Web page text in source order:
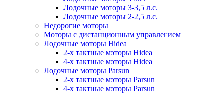
Лодочные моторы 3-3,5 л.с.
Лодочные моторы 2-2,5 л.с.
Недорогие моторы
Моторы с дистанционным управлением
Лодочные моторы Hidea
2-х тактные моторы Hidea
4-х тактные моторы Hidea
Лодочные моторы Parsun
2-х тактные моторы Parsun
4-х тактные моторы Parsun